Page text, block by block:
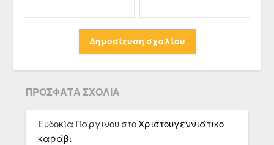
ΠΡΌΣΦΑΤΑ ΣΧΌΛΙΑ
Ευδοκία Παργινου στοΧριστουγεννιάτικο
καράβι